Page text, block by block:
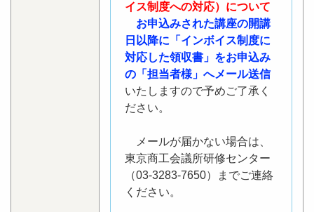
イス制度への対応）について
お申込みされた講座の開講
日以降に「インボイス制度に
対応した領収書」をお申込み
の「担当者様」へメール送信
いたしますので予めご了承く
ださい。
メールが届かない場合は、
東京商工会議所研修センター
（03-3283-7650）までご連絡
ください。